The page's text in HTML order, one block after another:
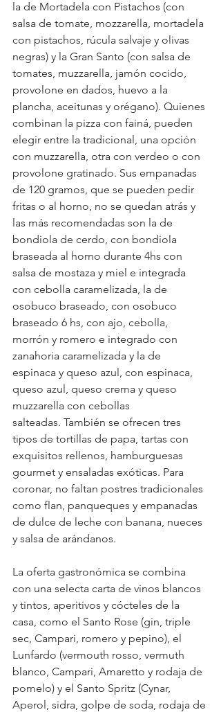
la de Mortadela con Pistachos (con
salsa de tomate, mozzarella, mortadela
con pistachos, rúcula salvaje y olivas
negras) y la Gran Santo (con salsa de
tomates, muzzarella, jamón cocido,
provolone en dados, huevo a la
plancha, aceitunas y orégano). Quienes
combinan la pizza con fainá, pueden
elegir entre la tradicional, una opción
con muzzarella, otra con verdeo o con
provolone gratinado. Sus empanadas
de 120 gramos, que se pueden pedir
fritas o al horno, no se quedan atrás y
las más recomendadas son la de
bondiola de cerdo, con bondiola
braseada al horno durante 4hs con
salsa de mostaza y miel e integrada
con cebolla caramelizada, la de
osobuco braseado, con osobuco
braseado 6 hs, con ajo, cebolla,
morrón y romero e integrado con
zanahoria caramelizada y la de
espinaca y queso azul, con espinaca,
queso azul, queso crema y queso
muzzarella con cebollas
salteadas. También se ofrecen tres
tipos de tortillas de papa, tartas con
exquisitos rellenos, hamburguesas
gourmet y ensaladas exóticas. Para
coronar, no faltan postres tradicionales
como flan, panqueques y empanadas
de dulce de leche con banana, nueces
y salsa de arándanos.
La oferta gastronómica se combina
con una selecta carta de vinos blancos
y tintos, aperitivos y cócteles de la
casa, como el Santo Rose (gin, triple
sec, Campari, romero y pepino), el
Lunfardo (vermouth rosso, vermuth
blanco, Campari, Amaretto y rodaja de
pomelo) y el Santo Spritz (Cynar,
Aperol, sidra, golpe de soda, rodaja de